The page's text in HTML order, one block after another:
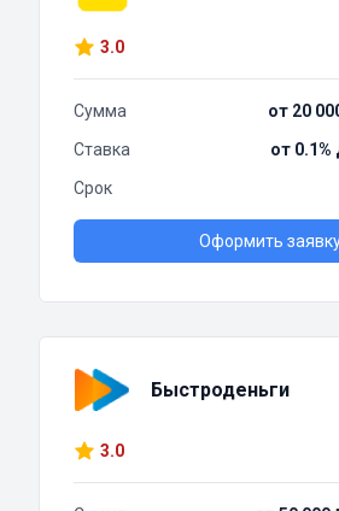
3.0
Сумма
от 20
Ставка
от 0.1%
Срок
Оформить
Быстроденьги
3.0